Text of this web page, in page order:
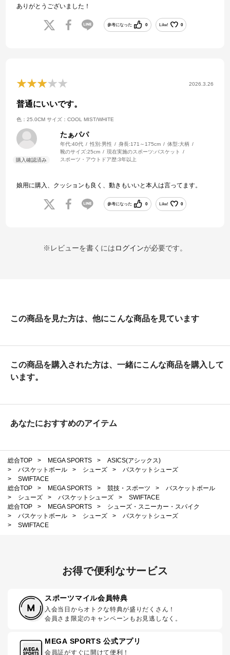
ありがとうございました！
参考になった 0 Like! 0
2026.3.26
普通にいいです。
色：25.0CM サイズ：COOL MIST/WHITE
たぁパパ
年代:40代 性別:男性 身長:171～175cm 体型:大柄
靴のサイズ:25cm 現在実施のスポーツ:バスケット
スポーツ・アウトドア歴:3年以上
娘用に購入、クッションも良く、動きもいいと本人は言ってます。
参考になった 0 Like! 0
※レビューを書くにはログインが必要です。
この商品を見た方は、他にこんな商品を見ています
この商品を購入された方は、一緒にこんな商品を購入して
います。
あなたにおすすめのアイテム
総合TOP > MEGA SPORTS >
ASICS(アシックス)
>
バスケットボール > シューズ >
バスケットシューズ
>
SWIFTACE
総合TOP
> MEGA SPORTS > 競技・スポーツ >
バスケットボール
>
シューズ > バスケットシューズ >
SWIFTACE
総合TOP
> MEGA SPORTS >
シューズ・スニーカー・スパイク
>
バスケットボール > シューズ >
バスケットシューズ
>
SWIFTACE
お得で便利なサービス
スポーツマイル会員特典
入会当日からオトクな特典が盛りだくさん！
会員さま限定のキャンペーンもお見逃しなく。
MEGA SPORTS 公式アプリ
会員証がすぐに開けて便利！